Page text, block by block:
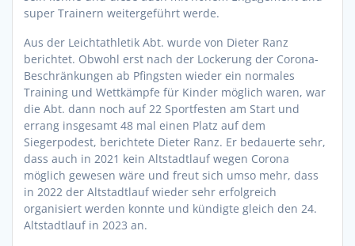
super Trainern weitergeführt werde.
Aus der Leichtathletik Abt. wurde von Dieter Ranz
berichtet. Obwohl erst nach der Lockerung der Corona-
Beschränkungen ab Pfingsten wieder ein normales
Training und Wettkämpfe für Kinder möglich waren, war
die Abt. dann noch auf 22 Sportfesten am Start und
errang insgesamt 48 mal einen Platz auf dem
Siegerpodest, berichtete Dieter Ranz. Er bedauerte sehr,
dass auch in 2021 kein Altstadtlauf wegen Corona
möglich gewesen wäre und freut sich umso mehr, dass
in 2022 der Altstadtlauf wieder sehr erfolgreich
organisiert werden konnte und kündigte gleich den 24.
Altstadtlauf in 2023 an.